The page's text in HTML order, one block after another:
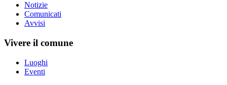
Notizie
Comunicati
Avvisi
Vivere il comune
Luoghi
Eventi